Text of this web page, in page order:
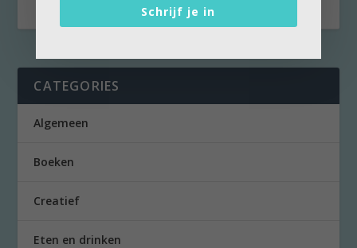
CATEGORIES
Algemeen
Boeken
Creatief
Eten en drinken
Schrijf je in